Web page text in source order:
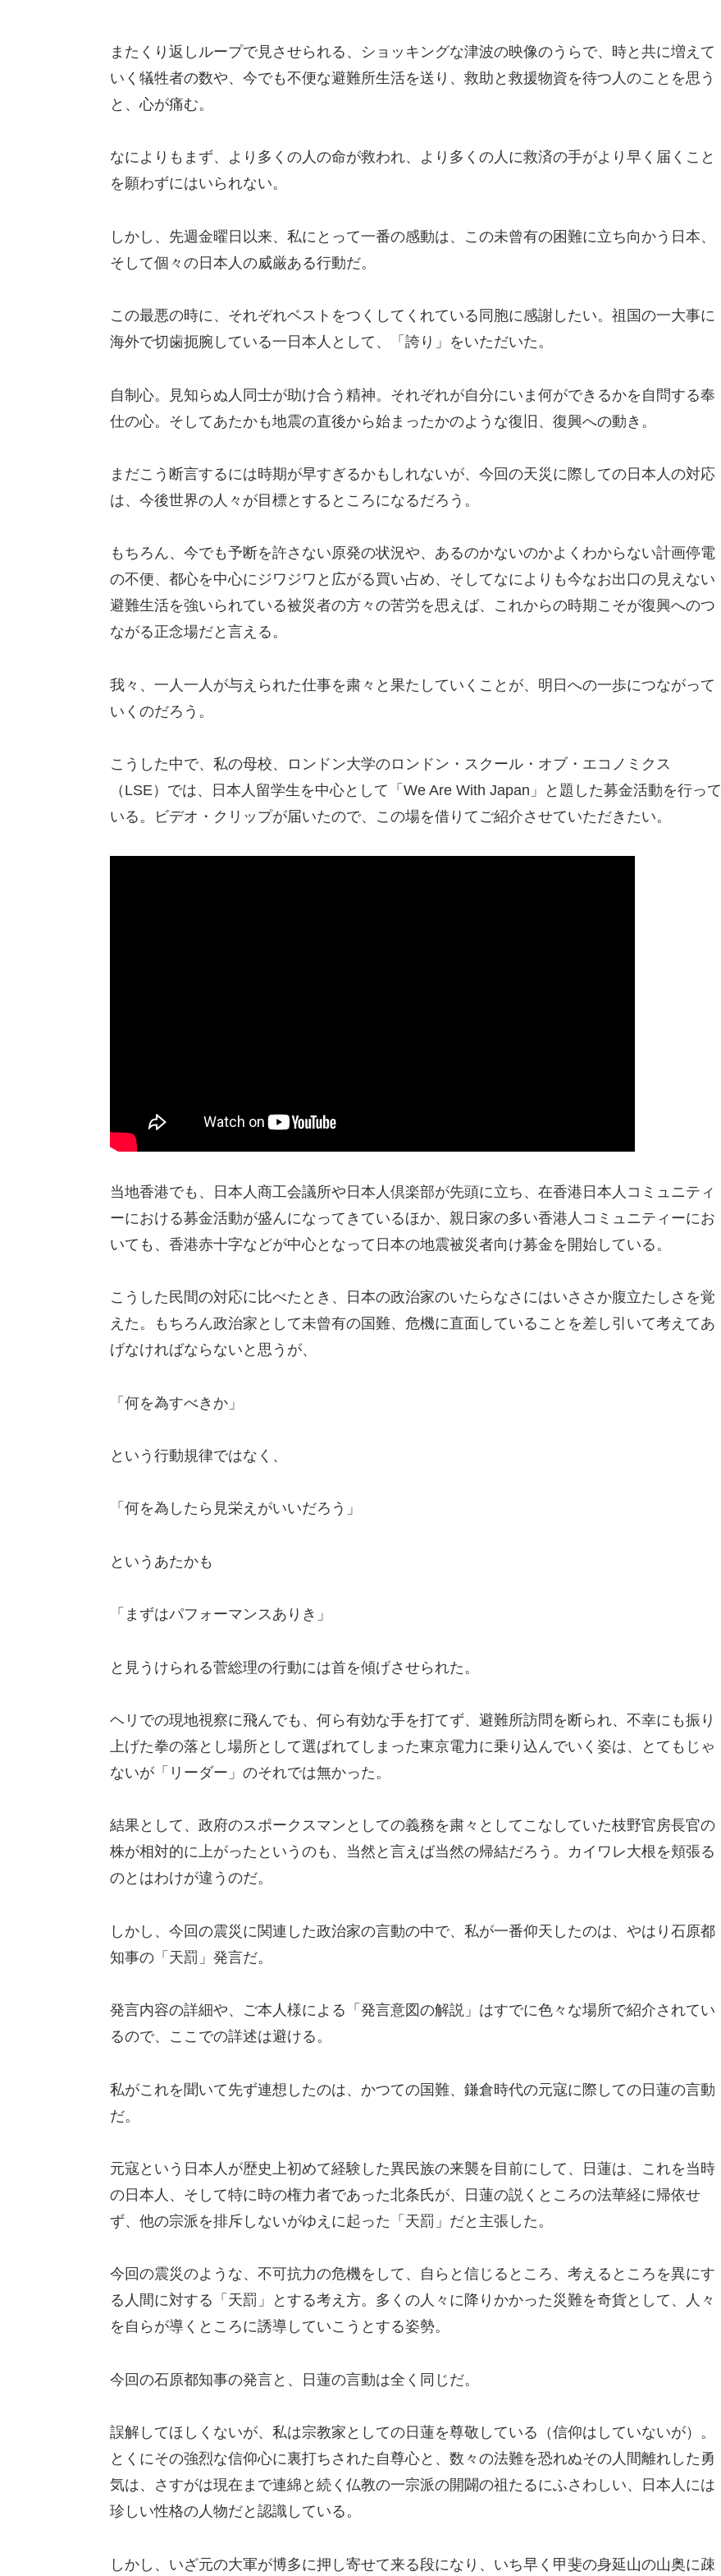
またくり返しループで見させられる、ショッキングな津波の映像のうらで、時と共に増えて
いく犠牲者の数や、今でも不便な避難所生活を送り、救助と救援物資を待つ人のことを思う
と、心が痛む。
なによりもまず、より多くの人の命が救われ、より多くの人に救済の手がより早く届くこと
を願わずにはいられない。
しかし、先週金曜日以来、私にとって一番の感動は、この未曾有の困難に立ち向かう日本、
そして個々の日本人の威厳ある行動だ。
この最悪の時に、それぞれベストをつくしてくれている同胞に感謝したい。祖国の一大事に
海外で切歯扼腕している一日本人として、「誇り」をいただいた。
自制心。見知らぬ人同士が助け合う精神。それぞれが自分にいま何ができるかを自問する奉
仕の心。そしてあたかも地震の直後から始まったかのような復旧、復興への動き。
まだこう断言するには時期が早すぎるかもしれないが、今回の天災に際しての日本人の対応
は、今後世界の人々が目標とするところになるだろう。
もちろん、今でも予断を許さない原発の状況や、あるのかないのかよくわからない計画停電
の不便、都心を中心にジワジワと広がる買い占め、そしてなによりも今なお出口の見えない
避難生活を強いられている被災者の方々の苦労を思えば、これからの時期こそが復興へのつ
ながる正念場だと言える。
我々、一人一人が与えられた仕事を粛々と果たしていくことが、明日への一歩につながって
いくのだろう。
こうした中で、私の母校、ロンドン大学のロンドン・スクール・オブ・エコノミクス
（LSE）では、日本人留学生を中心として「We Are With Japan」と題した募金活動を行って
いる。ビデオ・クリップが届いたので、この場を借りてご紹介させていただきたい。
当地香港でも、日本人商工会議所や日本人倶楽部が先頭に立ち、在香港日本人コミュニティ
ーにおける募金活動が盛んになってきているほか、親日家の多い香港人コミュニティーにお
いても、香港赤十字などが中心となって日本の地震被災者向け募金を開始している。
こうした民間の対応に比べたとき、日本の政治家のいたらなさにはいささか腹立たしさを覚
えた。もちろん政治家として未曾有の国難、危機に直面していることを差し引いて考えてあ
げなければならないと思うが、
「何を為すべきか」
という行動規律ではなく、
「何を為したら見栄えがいいだろう」
というあたかも
「まずはパフォーマンスありき」
と見うけられる菅総理の行動には首を傾げさせられた。
ヘリでの現地視察に飛んでも、何ら有効な手を打てず、避難所訪問を断られ、不幸にも振り
上げた拳の落とし場所として選ばれてしまった東京電力に乗り込んでいく姿は、とてもじゃ
ないが「リーダー」のそれでは無かった。
結果として、政府のスポークスマンとしての義務を粛々としてこなしていた枝野官房長官の
株が相対的に上がったというのも、当然と言えば当然の帰結だろう。カイワレ大根を頬張る
のとはわけが違うのだ。
しかし、今回の震災に関連した政治家の言動の中で、私が一番仰天したのは、やはり石原都
知事の「天罰」発言だ。
発言内容の詳細や、ご本人様による「発言意図の解説」はすでに色々な場所で紹介されてい
るので、ここでの詳述は避ける。
私がこれを聞いて先ず連想したのは、かつての国難、鎌倉時代の元寇に際しての日蓮の言動
だ。
元寇という日本人が歴史上初めて経験した異民族の来襲を目前にして、日蓮は、これを当時
の日本人、そして特に時の権力者であった北条氏が、日蓮の説くところの法華経に帰依せ
ず、他の宗派を排斥しないがゆえに起った「天罰」だと主張した。
今回の震災のような、不可抗力の危機をして、自らと信じるところ、考えるところを異にす
る人間に対する「天罰」とする考え方。多くの人々に降りかかった災難を奇貨として、人々
を自らが導くところに誘導していこうとする姿勢。
今回の石原都知事の発言と、日蓮の言動は全く同じだ。
誤解してほしくないが、私は宗教家としての日蓮を尊敬している（信仰はしていないが）。
とくにその強烈な信仰心に裏打ちされた自尊心と、数々の法難を恐れぬその人間離れした勇
気は、さすがは現在まで連綿と続く仏教の一宗派の開闢の祖たるにふさわしい、日本人には
珍しい性格の人物だと認識している。
しかし、いざ元の大軍が博多に押し寄せて来る段になり、いち早く甲斐の身延山の山奥に疎